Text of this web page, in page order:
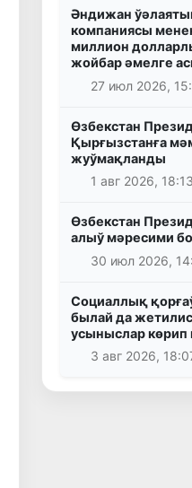
Әндижан
компаниясы
миллион
жойбар әмелге
27 июл 2026,
Өзбекстан
Қырғызстанға
жуўмақланды
1 авг 2026, 18:13
Өзбекстан
алыў мәресими
30 июл 2026,
Социаллық
былай да
усыныслар
3 авг 2026,